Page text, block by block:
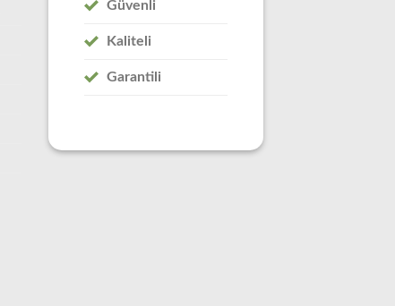
Güvenli
Kaliteli
Garantili